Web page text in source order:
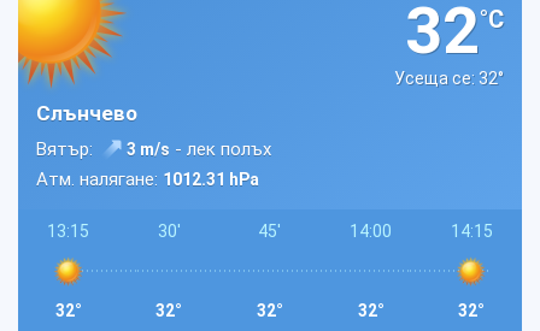
32°C
Усеща се: 32°
Слънчево
Вятър: 3 m/s - лек полъх
Атм. налягане: 1012.31 hPa
13:15
32°
30'
32°
45'
32°
14:00
32°
14:15
32°